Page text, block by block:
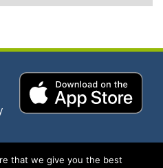
that we give you the best